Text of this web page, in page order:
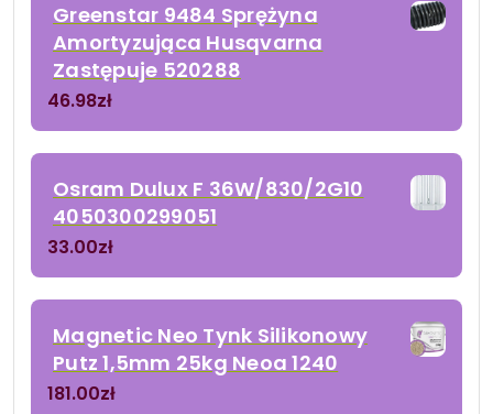
Greenstar 9484 Sprężyna
Amortyzująca Husqvarna
Zastępuje 520288
46.98zł
Osram Dulux F 36W/830/2G10
4050300299051
33.00zł
Magnetic Neo Tynk Silikonowy
Putz 1,5mm 25kg Neoa 1240
181.00zł